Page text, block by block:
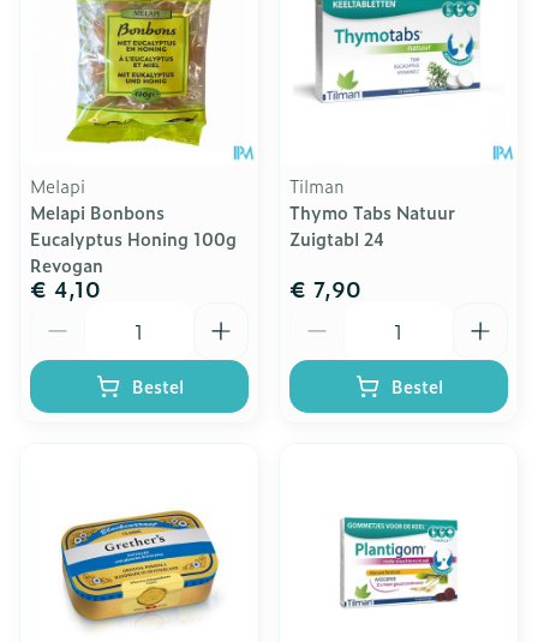
Melapi
Melapi Bonbons
Eucalyptus Honing 100g
Revogan
€ 4,10
Bestel
Tilman
Thymo Tabs Natuur
Zuigtabl 24
€ 7,90
Bestel